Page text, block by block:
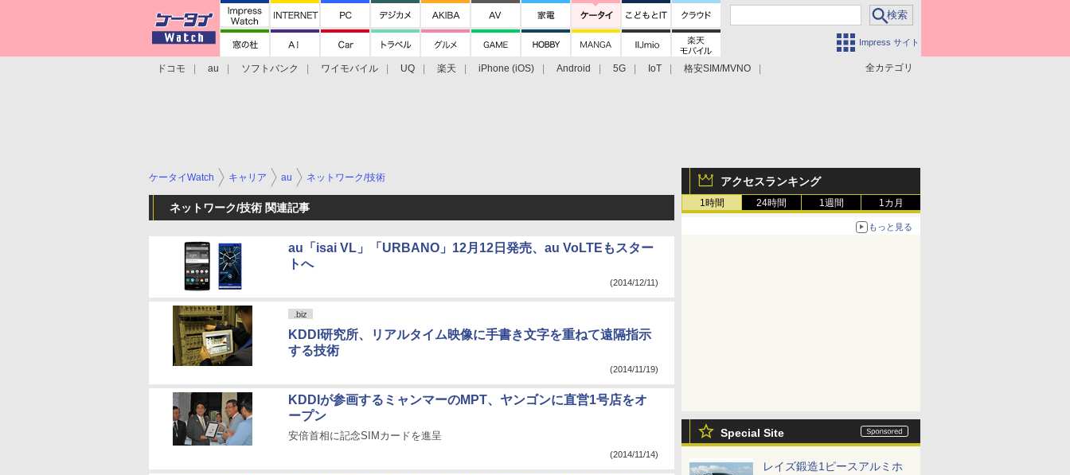
Impress サイト
全カテゴリ
ドコモ au ソフトバンク ワイモバイル UQ 楽天 iPhone (iOS) Android 5G IoT
格安SIM/MVNO
アクセスランキング
1時間 24時間 1週間 1カ月
もっと見る
Special Site
レイズ鍛造1ピースアルミホ
ケータイWatch キャリア au ネットワーク/技術
ネットワーク/技術 関連記事
au「isai VL」「URBANO」12月12日発売、au VoLTEもスター
トへ
(2014/12/11)
.biz
KDDI研究所、リアルタイム映像に手書き文字を重ねて遠隔指示
する技術
(2014/11/19)
KDDIが参画するミャンマーのMPT、ヤンゴンに直営1号店をオ
ープン
安倍首相に記念SIMカードを進呈
(2014/11/14)